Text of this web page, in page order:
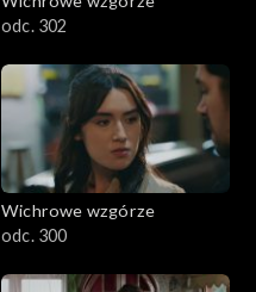
odc. 302
Wichrowe wzgórze
odc. 300